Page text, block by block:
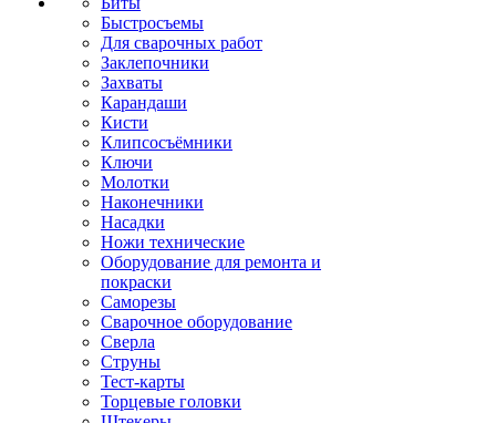
Быстросъемы
Для сварочных работ
Заклепочники
Захваты
Карандаши
Кисти
Клипсосъёмники
Ключи
Молотки
Наконечники
Насадки
Ножи технические
Оборудование для ремонта и
покраски
Саморезы
Сварочное оборудование
Сверла
Струны
Тест-карты
Торцевые головки